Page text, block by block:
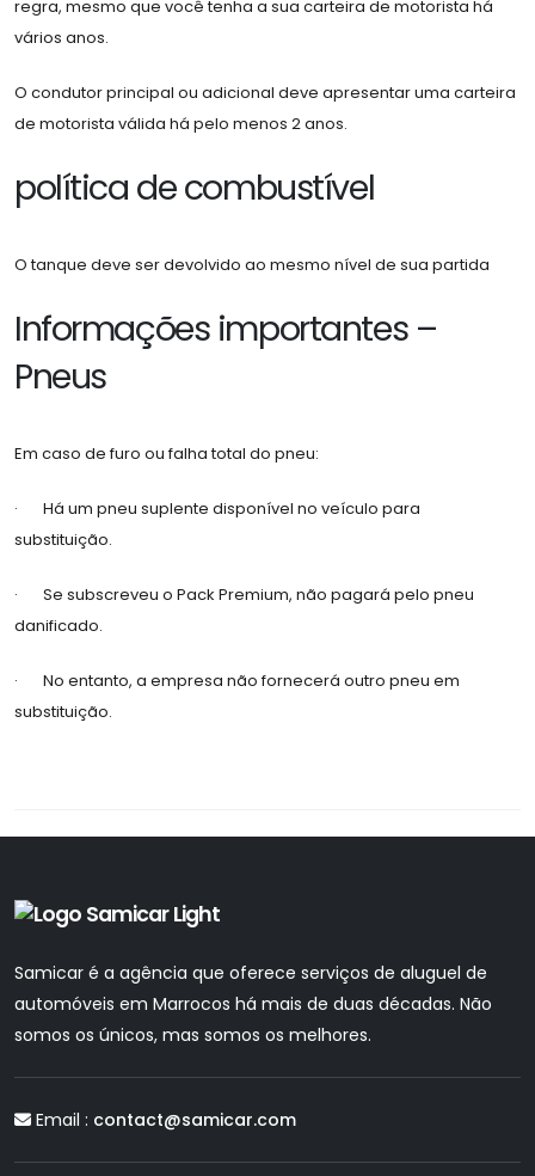
regra, mesmo que você tenha a sua carteira de motorista há
vários anos.
O condutor principal ou adicional deve apresentar uma carteira
de motorista válida há pelo menos 2 anos.
política de combustível
O tanque deve ser devolvido ao mesmo nível de sua partida
Informações importantes –
Pneus
Em caso de furo ou falha total do pneu:
· Há um pneu suplente disponível no veículo para
substituição.
· Se subscreveu o Pack Premium, não pagará pelo pneu
danificado.
· No entanto, a empresa não fornecerá outro pneu em
substituição.
Samicar é a agência que oferece serviços de aluguel de
automóveis em Marrocos há mais de duas décadas. Não
somos os únicos, mas somos os melhores.
Email : contact@samicar.com